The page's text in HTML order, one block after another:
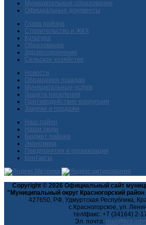
Муниципальные образования
Официальные документы
Глава района
Строительство и ЖКХ
Культура
Образование
Здравоохранение
Сельское хозяйство
Новости
Обращения граждан
Муниципальные услуги
Защита населения
Противодействие коррупции
Закупки и продажи
Наш район
Наши люди
Бюджет района
Экономика
Предприятия и организации
Контакты
Copyright © 2026 Официальный сайт
"Муниципальный округ Красногорский
427650, РФ, Удмуртская Республика,
с.Красногорское, ул.
тел/факс: +7 (34164) 2-
Эл. почта: